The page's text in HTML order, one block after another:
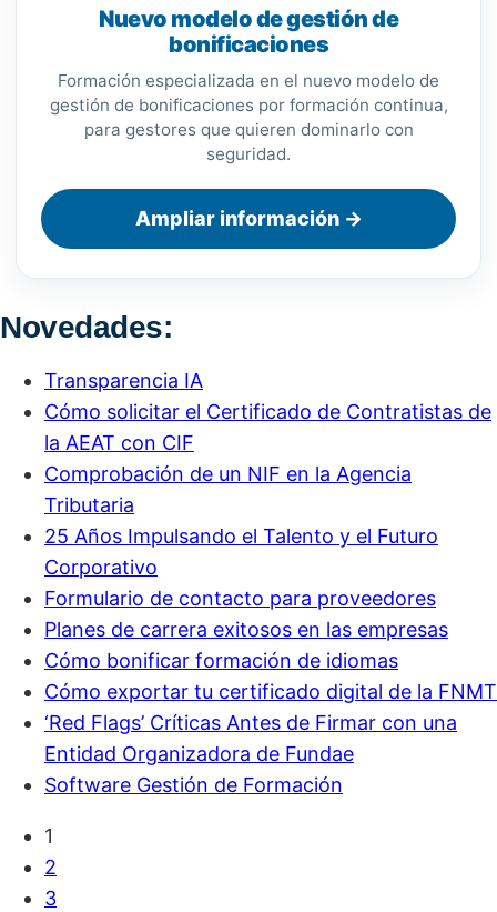
Nuevo modelo de gestión de
bonificaciones
Formación especializada en el nuevo modelo de
gestión de bonificaciones por formación continua,
para gestores que quieren dominarlo con
seguridad.
Ampliar información →
Novedades:
Transparencia IA
Cómo solicitar el Certificado de Contratistas de
la AEAT con CIF
Comprobación de un NIF en la Agencia
Tributaria
25 Años Impulsando el Talento y el Futuro
Corporativo
Formulario de contacto para proveedores
Planes de carrera exitosos en las empresas
Cómo bonificar formación de idiomas
Cómo exportar tu certificado digital de la FNMT
‘Red Flags’ Críticas Antes de Firmar con una
Entidad Organizadora de Fundae
Software Gestión de Formación
1
2
3